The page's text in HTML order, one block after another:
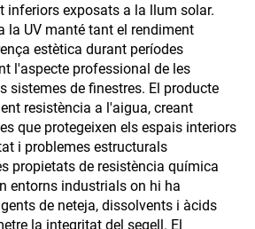
inferiors exposats a la llum solar.
la UV manté tant el rendiment
estètica durant períodes
l'aspecte professional de les
sistemes de finestres. El producte
resistència a l'aigua, creant
que protegeixen els espais interiors
i problemes estructurals
propietats de resistència química
entorns industrials on hi ha
de neteja, dissolvents i àcids
la integritat del segell. El